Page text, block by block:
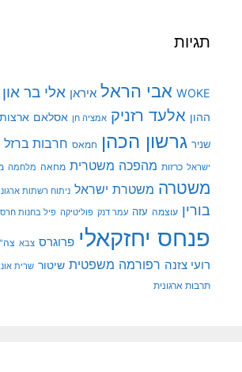
תגיות
WOKE אבי הראל איראן אלי בר און
ההון אלעד רזניק אמציה חן אסלאם
שניר גרשון הכהן חמאס חרבות ברזל
ישראל כרזות מהפכה משטרית מחאה מלחמה
משטרה משטרת ישראל ניתוח רשתות
בורין עוצמה עזה עמר דנק פוליטיקה פיל בחנות
פנחס יחזקאלי פרוגרס צבא
רועי צזנה רפורמה משפטית שיטור שרית
תרבות ארגונית